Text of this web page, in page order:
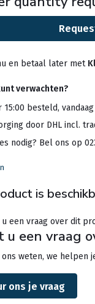
en betaal later met
verwachten?
15:00 besteld,
door DHL incl.
nodig? Bel ons op
is
u een vraag
ons weten, we helpen
ons je vraag